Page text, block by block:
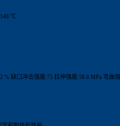
℃
% 缺口冲击强度:75 拉伸强度:58.8 MPa 弯